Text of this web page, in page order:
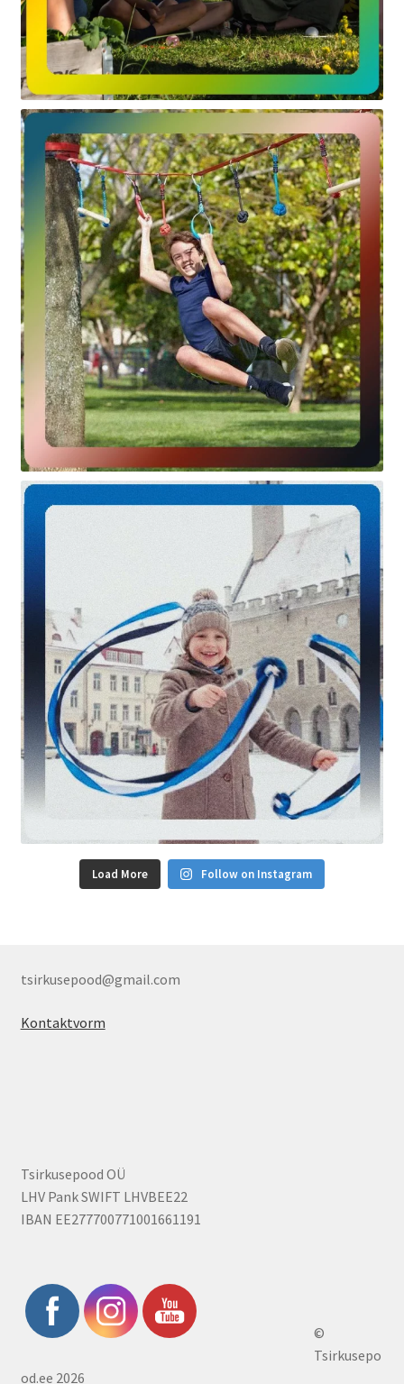
Load More Follow on Instagram
tsirkusepood@gmail.com
Kontaktvorm
Tsirkusepood OÜ
LHV Pank SWIFT LHVBEE22
IBAN EE277700771001661191
©
Tsirkusepo
od.ee 2026